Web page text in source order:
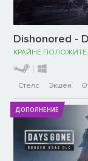
Dishonored -
КРАЙНЕ
Стелс Экшен
ДОПОЛНЕНИЕ